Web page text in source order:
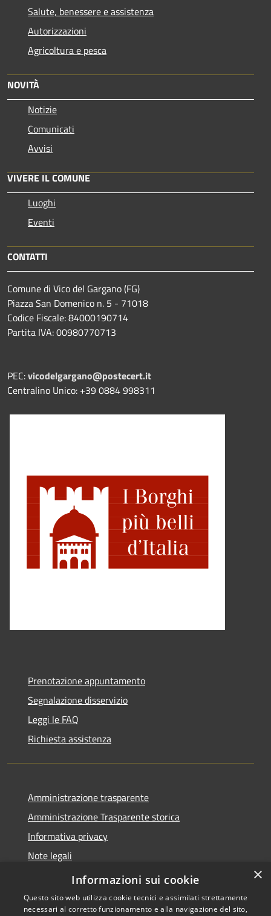
Salute, benessere e assistenza
Autorizzazioni
Agricoltura e pesca
NOVITÀ
Notizie
Comunicati
Avvisi
VIVERE IL COMUNE
Luoghi
Eventi
CONTATTI
Comune di Vico del Gargano (FG)
Piazza San Domenico n. 5 - 71018
Codice Fiscale: 84000190714
Partita IVA: 00980770713
PEC:vicodelgargano@postecert.it
Centralino Unico: +39 0884 998311
Prenotazione appuntamento
Segnalazione disservizio
Leggi le FAQ
Richiesta assistenza
Amministrazione trasparente
Amministrazione Trasparente storica
Informativa privacy
Note legali
Dichiarazione di accessibilità
×
Informazioni sui cookie
Questo sito web utilizza cookie tecnici e assimilati strettamente
necessari al corretto funzionamento e alla navigazione del sito,